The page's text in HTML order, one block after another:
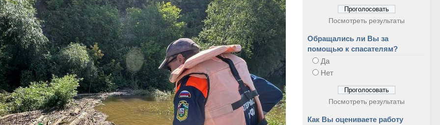
Посмотреть результаты
Обращались ли Вы за
помощью к спасателям?
Да
Нет
Посмотреть результаты
Как Вы оцениваете работу